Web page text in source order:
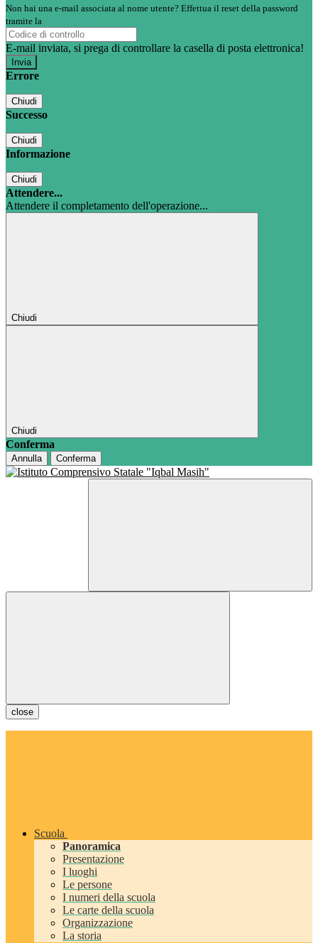
Non hai una e-mail associata al nome utente? Effettua il reset della password
tramite la
E-mail inviata, si prega di controllare la casella di posta elettronica!
Errore
Chiudi
Successo
Chiudi
Informazione
Chiudi
Attendere...
Attendere il completamento dell'operazione...
Chiudi
Chiudi
Conferma
Annulla Conferma
close
Scuola
Panoramica
Presentazione
I luoghi
Le persone
I numeri della scuola
Le carte della scuola
Organizzazione
La storia